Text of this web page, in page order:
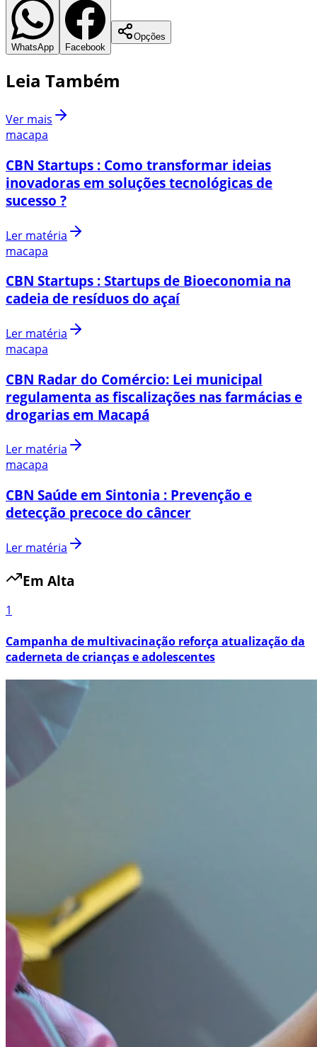
WhatsApp Facebook
Opções
Leia Também
Ver mais
macapa
CBN Startups : Como transformar ideias
inovadoras em soluções tecnológicas de
sucesso ?
Ler matéria
macapa
CBN Startups : Startups de Bioeconomia na
cadeia de resíduos do açaí
Ler matéria
macapa
CBN Radar do Comércio: Lei municipal
regulamenta as fiscalizações nas farmácias e
drogarias em Macapá
Ler matéria
macapa
CBN Saúde em Sintonia : Prevenção e
detecção precoce do câncer
Ler matéria
Em Alta
1
Campanha de multivacinação reforça atualização da
caderneta de crianças e adolescentes